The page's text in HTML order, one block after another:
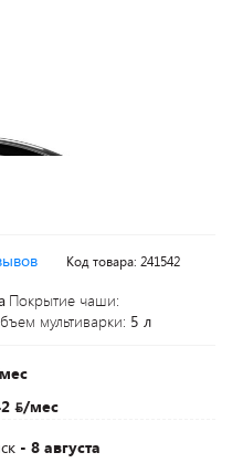
Код товара: 241542
Покрытие чаши:
мультиварки: 5 л
/мес
- 8 августа